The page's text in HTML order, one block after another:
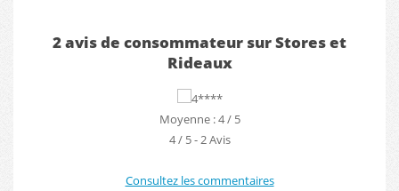
2 avis de consommateur sur Stores et
Rideaux
Moyenne : 4 / 5
4/ 5- 2Avis
Consultez les commentaires